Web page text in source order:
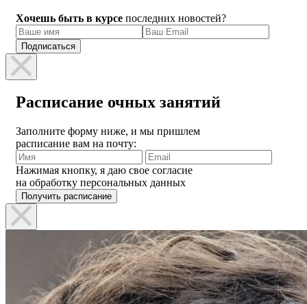
Хочешь быть в курсе последних новостей?
Расписание очных занятий
Заполните форму ниже, и мы пришлем
расписание вам на почту:
Нажимая кнопку, я даю свое согласие
на обработку персональных данных